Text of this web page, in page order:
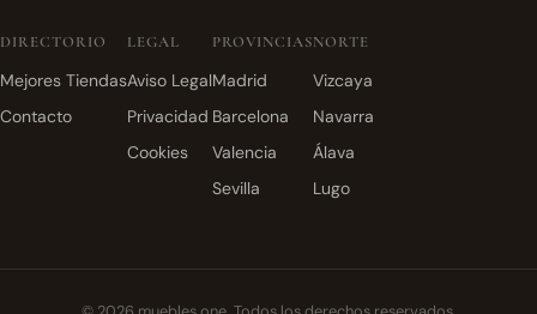
DIRECTORIO
Mejores Tiendas
Contacto
LEGAL
Aviso Legal
Privacidad
Cookies
PROVINCIAS
Madrid
Barcelona
Valencia
Sevilla
NORTE
Vizcaya
Navarra
Álava
Lugo